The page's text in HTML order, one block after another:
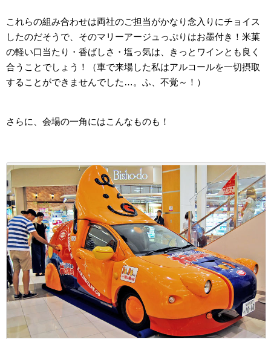
これらの組み合わせは両社のご担当がかなり念入りにチョイス
したのだそうで、そのマリーアージュっぷりはお墨付き！米菓
の軽い口当たり・香ばしさ・塩っ気は、きっとワインとも良く
合うことでしょう！（車で来場した私はアルコールを一切摂取
することができませんでした…。ふ、不覚～！）
さらに、会場の一角にはこんなものも！